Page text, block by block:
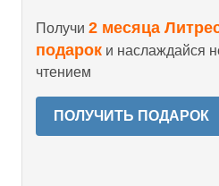
Получи 2 месяца
подарок и наслаждайся
чтением
ПОЛУЧИТЬ ПОДАРОК